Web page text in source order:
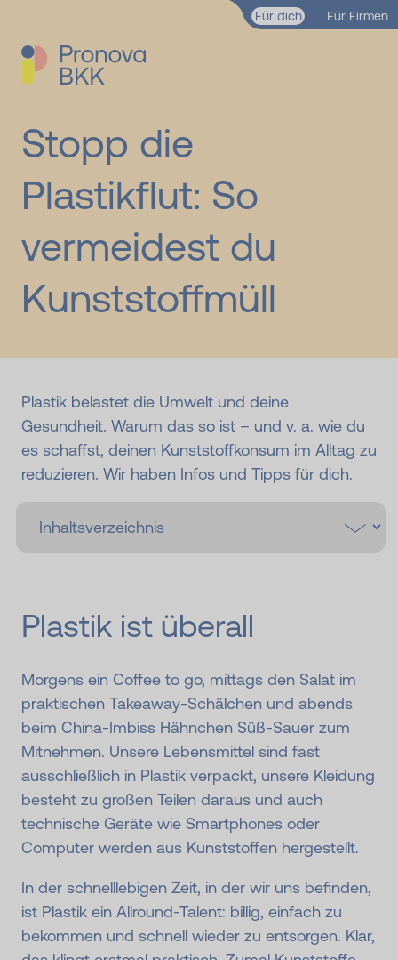
Zum Hauptinhalt springen
Für dich Für Firmen
Stopp die
Plastikflut: So
vermeidest du
Kunststoffmüll
Plastik belastet die Umwelt und deine
Gesundheit. Warum das so ist – und v. a. wie du
es schaffst, deinen Kunststoffkonsum im Alltag zu
reduzieren. Wir haben Infos und Tipps für dich.
Plastik ist überall
Morgens ein Coffee to go, mittags den Salat im
praktischen Takeaway-Schälchen und abends
beim China-Imbiss Hähnchen Süß-Sauer zum
Mitnehmen. Unsere Lebensmittel sind fast
ausschließlich in Plastik verpackt, unsere Kleidung
besteht zu großen Teilen daraus und auch
technische Geräte wie Smartphones oder
Computer werden aus Kunststoffen hergestellt.
In der schnelllebigen Zeit, in der wir uns befinden,
ist Plastik ein Allround-Talent: billig, einfach zu
bekommen und schnell wieder zu entsorgen. Klar,